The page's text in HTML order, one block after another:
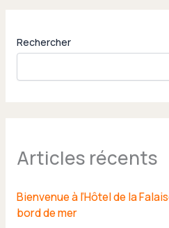
Rechercher
Articles récents
Bienvenue à l’Hôtel de la
bord de mer